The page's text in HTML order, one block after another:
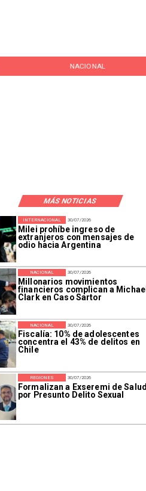
NACIONAL
MÁS NOTICIAS
30/07/2026
Milei prohíbe ingreso de
extranjeros con mensajes de
odio hacia Argentina
INTERNACIONAL
30/07/2026
Millonarios movimientos
financieros complican a Michael
Clark en Caso Sartor
NACIONAL
30/07/2026
Fiscalía: 10% de adolescentes
concentra el 43% de delitos en
Chile
NACIONAL
30/07/2026
Formalizan a Exseremi de Salud
por Presunto Delito Sexual
REGIONES